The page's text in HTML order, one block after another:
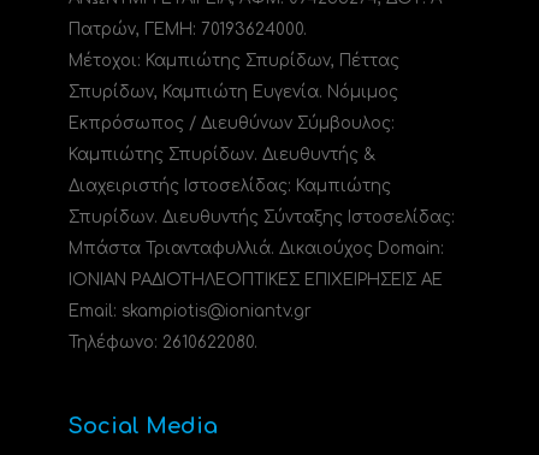
Πατρών, ΓΕΜΗ: 70193624000.
Μέτοχοι: Καμπιώτης Σπυρίδων, Πέττας
Σπυρίδων, Καμπιώτη Ευγενία. Νόμιμος
Εκπρόσωπος / Διευθύνων Σύμβουλος:
Καμπιώτης Σπυρίδων. Διευθυντής &
Διαχειριστής Ιστοσελίδας: Καμπιώτης
Σπυρίδων. Διευθυντής Σύνταξης Ιστοσελίδας:
Μπάστα Τριανταφυλλιά. Δικαιούχος Domain:
ΙΟΝΙΑΝ ΡΑΔΙΟΤΗΛΕΟΠΤΙΚΕΣ ΕΠΙΧΕΙΡΗΣΕΙΣ ΑΕ
Email: skampiotis@ioniantv.gr
Τηλέφωνο: 2610622080.
Social Media